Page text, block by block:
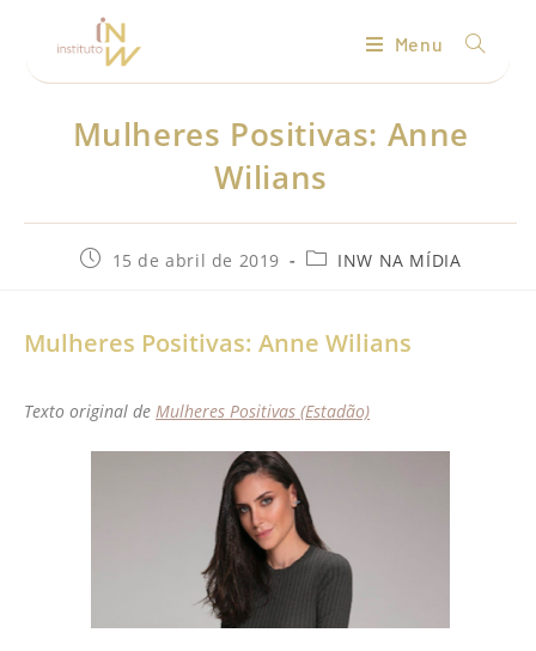
Menu
Mulheres Positivas: Anne
Wilians
15 de abril de 2019 INW NA MÍDIA
Mulheres Positivas: Anne Wilians
Texto original de Mulheres Positivas (Estadão)